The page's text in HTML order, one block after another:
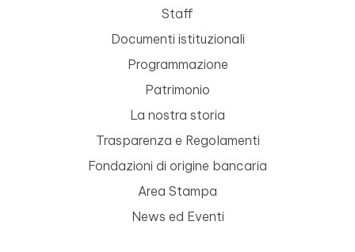
Staff
Documenti istituzionali
Programmazione
Patrimonio
La nostra storia
Trasparenza e Regolamenti
Fondazioni di origine bancaria
Area Stampa
News ed Eventi